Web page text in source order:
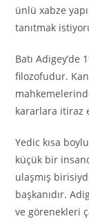
ünlü xabze
tanıtmak
Batı Adigey’de
filozofudur.
kararlara itiraz
Yedic kısa
küçük bir
ulaşmış
başkanıdır.
ve görenekleri